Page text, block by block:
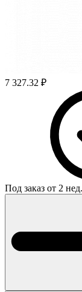
7 327.32 ₽
Под заказ от 2 нед.